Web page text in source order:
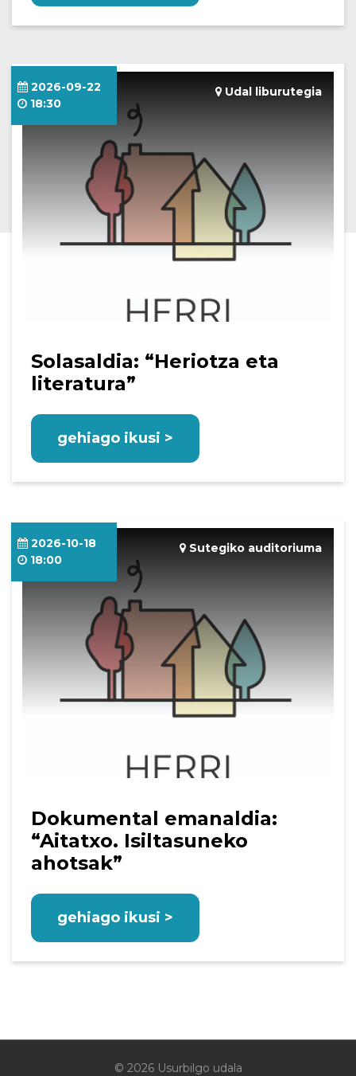
Udal liburutegia
2026-09-22
18:30
Solasaldia: “Heriotza eta
literatura”
gehiago ikusi >
Sutegiko auditoriuma
2026-10-18
18:00
Dokumental emanaldia:
“Aitatxo. Isiltasuneko
ahotsak”
gehiago ikusi >
© 2026 Usurbilgo udala